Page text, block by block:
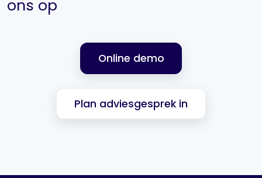
ons op
Online demo
Plan adviesgesprek in